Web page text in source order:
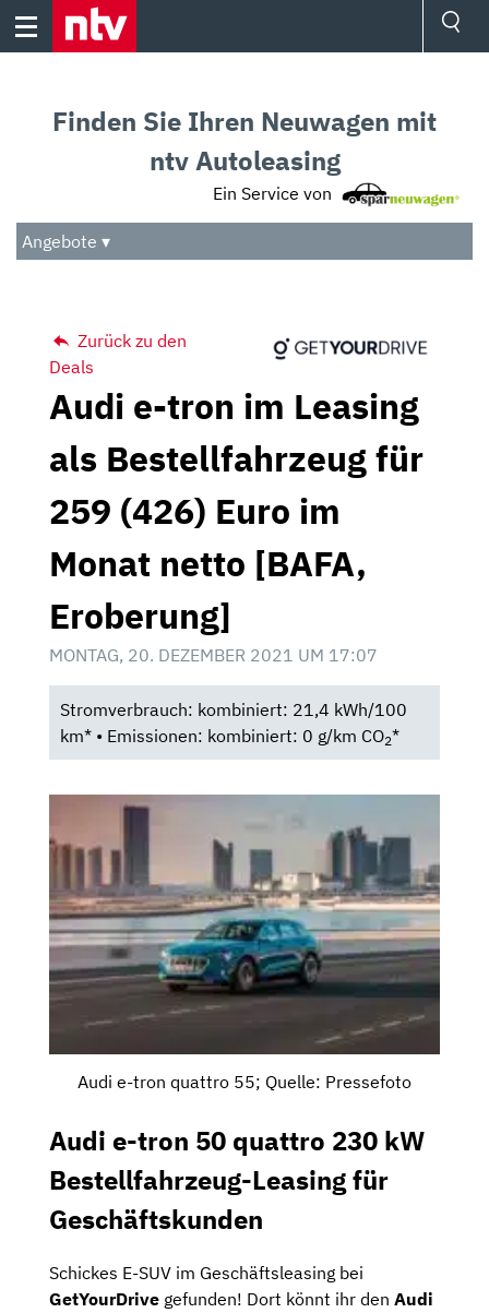
Skip
Audio
Das Beste
Finden Sie Ihren Neuwagen mit
ntv Autoleasing
Ein Service von
Angebote ▾
Zurück zu den
Deals
Audi e-tron im Leasing
als Bestellfahrzeug für
259 (426) Euro im
Monat netto [BAFA,
Eroberung]
MONTAG, 20. DEZEMBER 2021 UM 17:07
Stromverbrauch: kombiniert: 21,4 kWh/100
km* • Emissionen: kombiniert: 0 g/km CO2*
Audi e-tron quattro 55; Quelle: Pressefoto
Audi e-tron 50 quattro 230 kW
Bestellfahrzeug-Leasing für
Geschäftskunden
Schickes E-SUV im Geschäftsleasing bei
GetYourDrive gefunden! Dort könnt ihr den Audi